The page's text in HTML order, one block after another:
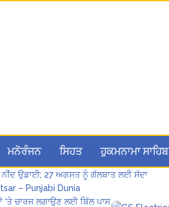
ਮਨੋਰੰਜਨ ਸਿਹਤ ਹੁਕਮਨਾਮਾ ਸਾਹਿਬ
– Punjabi Dunia
ਨੀਂਦ ਉਡਾਈ; 27 ਅਗਸਤ ਨੂੰ ਗੱਲਬਾਤ ਲਈ ਸੱਦਾ
– Punjabi Dunia
‘ਤੇ ਚਾਰਜ ਲਗਾਉਣ ਲਈ ਬਿੱਲ ਪਾਸ